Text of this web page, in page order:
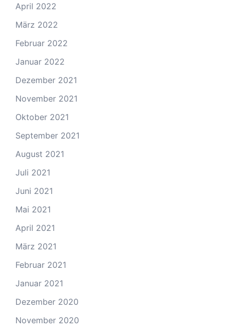
April 2022
März 2022
Februar 2022
Januar 2022
Dezember 2021
November 2021
Oktober 2021
September 2021
August 2021
Juli 2021
Juni 2021
Mai 2021
April 2021
März 2021
Februar 2021
Januar 2021
Dezember 2020
November 2020